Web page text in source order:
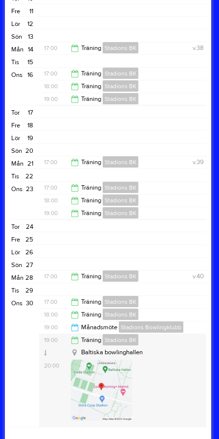
11
Fre
12
Lör
13
Sön
14
Mån v.38
17:00 Träning Stadions BK
18:00
15
Tis
16
Ons 17:00 Träning Stadions BK
18:00
18:00 Träning Stadions BK
19:00 Träning Stadions BK
17
Tor
18
Fre
19
Lör
20
Sön
21
Mån v.39
17:00 Träning Stadions BK
18:00
22
Tis
23
Ons 17:00 Träning Stadions BK
18:00
18:00 Träning Stadions BK
19:00 Träning Stadions BK
24
Tor
25
Fre
26
Lör
27
Sön
28
Mån v.40
17:00 Träning Stadions BK
18:00
29
Tis
30
Ons 17:00 Träning Stadions BK
18:00
Baltiska bowlinghallen
18:00 Träning Stadions BK
19:00
Baltiska bowlinghallen
19:00 Månadsmöte Stadions Bowlingklubb
20:00
Klubbrummet
Övrig platsinfo:Baltiska bowlinghallen
19:00 Träning Stadions BK
20:00
Baltiska bowlinghallen